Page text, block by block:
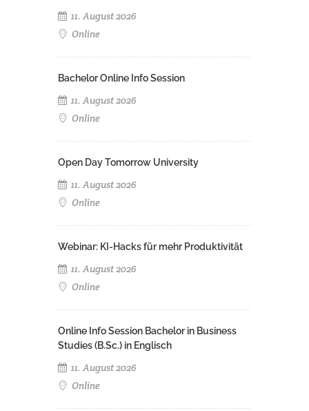
11. August 2026
Online
Bachelor Online Info Session
11. August 2026
Online
Open Day Tomorrow University
11. August 2026
Online
Webinar: KI-Hacks für mehr Produktivität
11. August 2026
Online
Online Info Session Bachelor in Business
Studies (B.Sc.) in Englisch
11. August 2026
Online